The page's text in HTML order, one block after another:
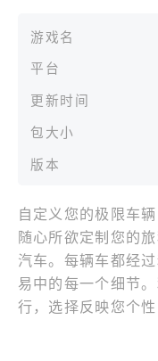
游戏名
平台
更新时间
包大小
版本
自定义您的极限车辆
随心所欲定制您的
汽车。每辆车都经
易中的每一个细节
行，选择反映您个性